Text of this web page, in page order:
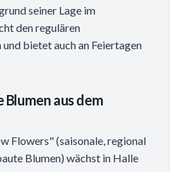
seiner Lage im
den regulären
bietet auch an Feiertagen
aus dem
Flowers" (saisonale, regional
Blumen) wächst in Halle